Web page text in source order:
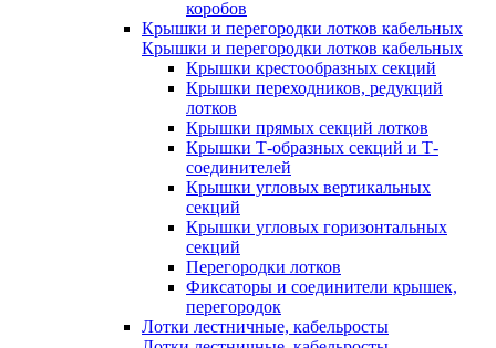
коробов
Крышки и перегородки лотков кабельных
Крышки и перегородки лотков кабельных
Крышки крестообразных секций
Крышки переходников, редукций
лотков
Крышки прямых секций лотков
Крышки Т-образных секций и Т-
соединителей
Крышки угловых вертикальных
секций
Крышки угловых горизонтальных
секций
Перегородки лотков
Фиксаторы и соединители крышек,
перегородок
Лотки лестничные, кабельросты